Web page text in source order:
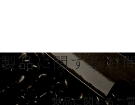
製品に関するお
製品に関するご